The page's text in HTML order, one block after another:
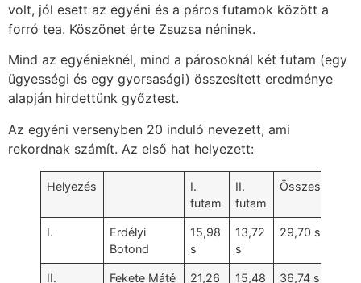
volt, jól esett az egyéni és a páros futamok között a
forró tea. Köszönet érte Zsuzsa néninek.
Mind az egyénieknél, mind a párosoknál két futam (egy
ügyességi és egy gyorsasági) összesített eredménye
alapján hirdettünk győztest.
Az egyéni versenyben 20 induló nevezett, ami
rekordnak számít. Az első hat helyezett:
Helyezés
I.
futam
II.
futam
Összesítés
I.
Erdélyi
Botond
15,98
s
13,72
s
29,70 s
II. Fekete Máté
21,26
15,48
36,74 s